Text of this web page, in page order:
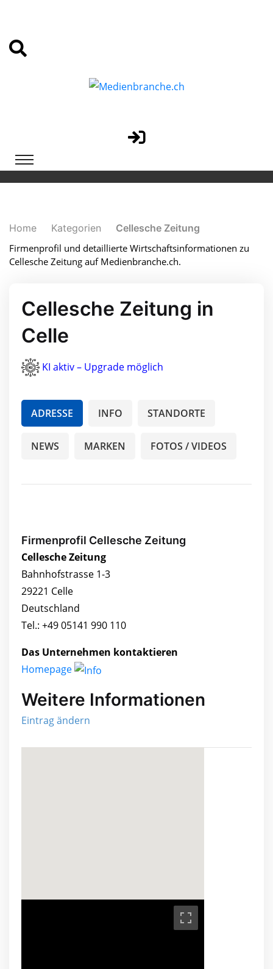
Home Kategorien
Cellesche Zeitung
Firmenprofil und detaillierte Wirtschaftsinformationen zu
Cellesche Zeitung auf Medienbranche.ch.
Cellesche Zeitung in
Celle
KI aktiv – Upgrade möglich
ADRESSE INFO STANDORTE
NEWS MARKEN FOTOS / VIDEOS
Firmenprofil Cellesche Zeitung
Cellesche Zeitung
Bahnhofstrasse 1-3
29221 Celle
Deutschland
Tel.: +49 05141 990 110
Das Unternehmen kontaktieren
Homepage
Weitere Informationen
Eintrag ändern